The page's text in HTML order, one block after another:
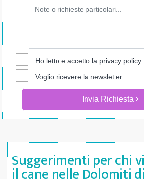
Ho letto e accetto la privacy policy
Voglio ricevere la newsletter
Invia Richiesta
Suggerimenti per chi
il cane nelle Dolomiti